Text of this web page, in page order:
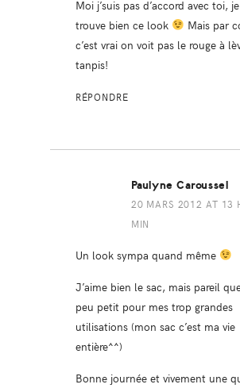
Moi j’suis pas d’accord avec toi,
trouve bien ce look
Mais par
c’est vrai on voit pas le rouge à
tanpis!
RÉPONDRE
Paulyne Caroussel
20 MARS 2012 AT 13
MIN
Un look sympa quand même
J’aime bien le sac, mais pareil
peu petit pour mes trop grandes
utilisations (mon sac c’est ma vie
entière^^)
Bonne journée et vivement une